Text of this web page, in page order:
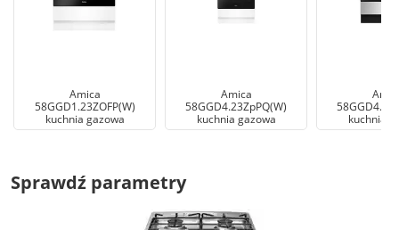
Amica
58GGD1.23ZOFP(W)
kuchnia gazowa
Amica
58GGD4.23ZpPQ(W)
kuchnia gazowa
kuchnia
Sprawdź parametry